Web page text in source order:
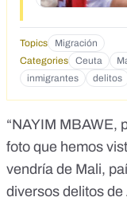
Topics Migración
Categories
Ceuta
inmigrantes
delitos
“NAYIM MBAWE,
foto que hemos
vendría de Mali,
diversos delitos